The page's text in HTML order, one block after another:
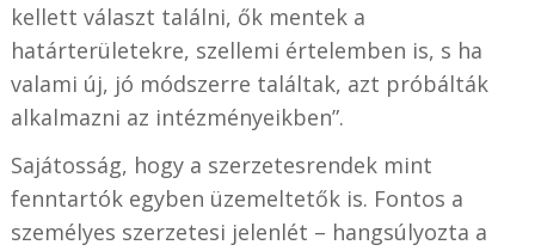
kellett választ találni, ők mentek a
határterületekre, szellemi értelemben is, s ha
valami új, jó módszerre találtak, azt próbálták
alkalmazni az intézményeikben”.
Sajátosság, hogy a szerzetesrendek mint
fenntartók egyben üzemeltetők is. Fontos a
személyes szerzetesi jelenlét – hangsúlyozta a